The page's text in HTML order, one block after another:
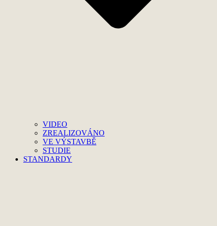
VIDEO
ZREALIZOVÁNO
VE VÝSTAVBĚ
STUDIE
STANDARDY